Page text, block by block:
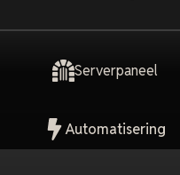
Serverpaneel
Automatisering